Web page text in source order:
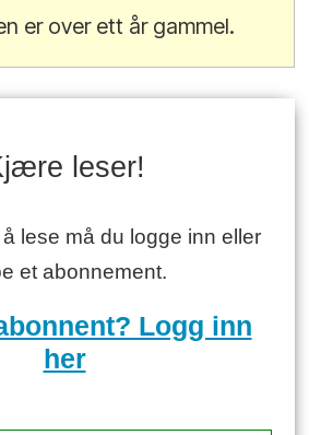
er over ett år gammel.
leser!
lese må du logge inn eller
et abonnement.
Logg inn
her